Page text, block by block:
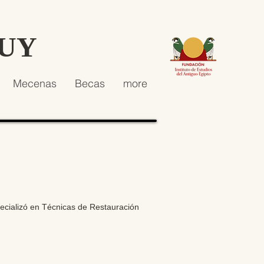
Mecenas Becas more
en Técnicas de Restauración